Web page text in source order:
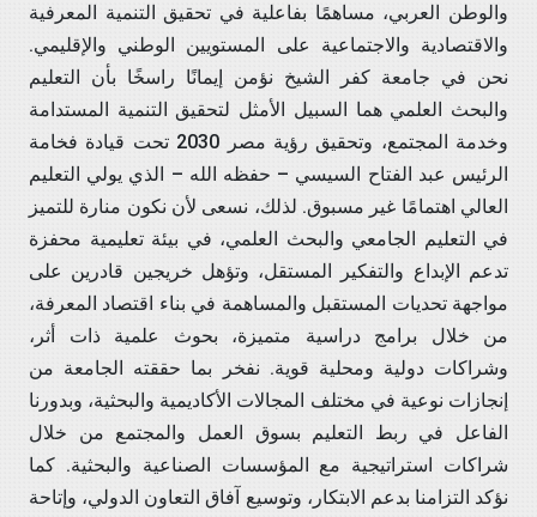
والوطن العربي، مساهمًا بفاعلية في تحقيق التنمية المعرفية
والاقتصادية والاجتماعية على المستويين الوطني والإقليمي.
نحن في جامعة كفر الشيخ نؤمن إيمانًا راسخًا بأن التعليم
والبحث العلمي هما السبيل الأمثل لتحقيق التنمية المستدامة
وخدمة المجتمع، وتحقيق رؤية مصر 2030 تحت قيادة فخامة
الرئيس عبد الفتاح السيسي – حفظه الله – الذي يولي التعليم
العالي اهتمامًا غير مسبوق. لذلك، نسعى لأن نكون منارة للتميز
في التعليم الجامعي والبحث العلمي، في بيئة تعليمية محفزة
تدعم الإبداع والتفكير المستقل، وتؤهل خريجين قادرين على
مواجهة تحديات المستقبل والمساهمة في بناء اقتصاد المعرفة،
من خلال برامج دراسية متميزة، بحوث علمية ذات أثر،
وشراكات دولية ومحلية قوية. نفخر بما حققته الجامعة من
إنجازات نوعية في مختلف المجالات الأكاديمية والبحثية، وبدورنا
الفاعل في ربط التعليم بسوق العمل والمجتمع من خلال
شراكات استراتيجية مع المؤسسات الصناعية والبحثية. كما
نؤكد التزامنا بدعم الابتكار، وتوسيع آفاق التعاون الدولي، وإتاحة